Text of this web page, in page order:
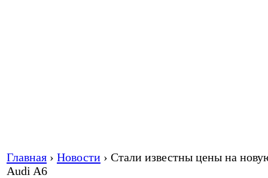
Главная › Новости › Стали известны цены на
Audi A6